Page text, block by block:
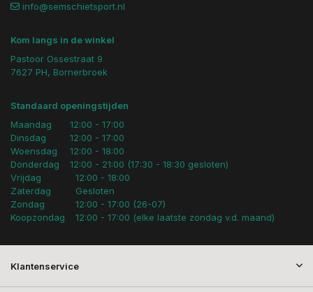
info@semschietsport.nl
Kom langs in de winkel
Pastoor Ossestraat 9
7627 PH, Bornerbroek
Standaard openingstijden
Maandag
Dinsdag
Woensdag
Donderdag
12:00 - 17:00
12:00 - 17:00
12:00 - 18:00
12:00 - 21:00 (17:30 - 18:30 gesloten)
Vrijdag
Zaterdag
Zondag
Koopzondag
12:00 - 18:00
Gesloten
12:00 - 17:00 (26-07)
12:00 - 17:00 (elke laatste zondag v.d. maand)
Klantenservice